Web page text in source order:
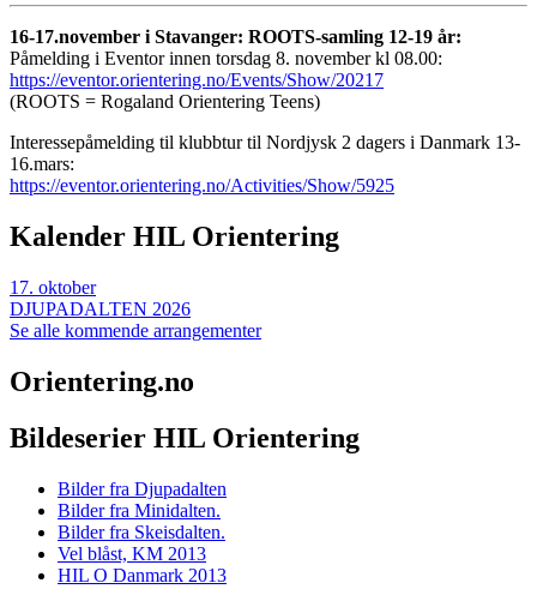
16-17.november i Stavanger: ROOTS-samling 12-19 år:
Påmelding i Eventor innen torsdag 8. november kl 08.00:
https://eventor.orientering.no/Events/Show/20217
(ROOTS = Rogaland Orientering Teens)
Interessepåmelding til klubbtur til Nordjysk 2 dagers i Danmark 13-
16.mars:
https://eventor.orientering.no/Activities/Show/5925
Kalender HIL Orientering
17. oktober
DJUPADALTEN 2026
Se alle kommende arrangementer
Orientering.no
Bildeserier HIL Orientering
Bilder fra Djupadalten
Bilder fra Minidalten.
Bilder fra Skeisdalten.
Vel blåst, KM 2013
HIL O Danmark 2013